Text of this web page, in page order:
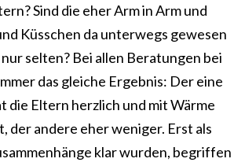
Sind die eher Arm in Arm und
Küsschen da unterwegs gewesen
nur selten? Bei allen Beratungen bei
das gleiche Ergebnis: Der eine
die Eltern herzlich und mit Wärme
der andere eher weniger. Erst als
klar wurden, begriffen